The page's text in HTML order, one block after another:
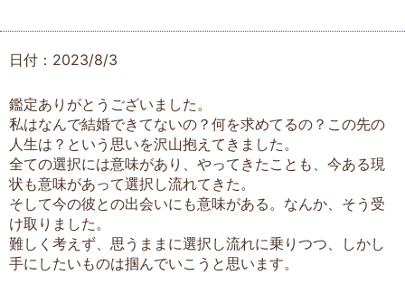
日付：2023/8/3
鑑定ありがとうございました。
私はなんで結婚できてないの？何を求めてるの？この先の
人生は？という思いを沢山抱えてきました。
全ての選択には意味があり、やってきたことも、今ある現
状も意味があって選択し流れてきた。
そして今の彼との出会いにも意味がある。なんか、そう受
け取りました。
難しく考えず、思うままに選択し流れに乗りつつ、しかし
手にしたいものは掴んでいこうと思います。